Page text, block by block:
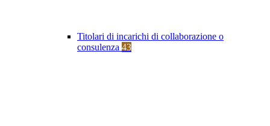
Titolari di incarichi di collaborazione o
consulenza 43